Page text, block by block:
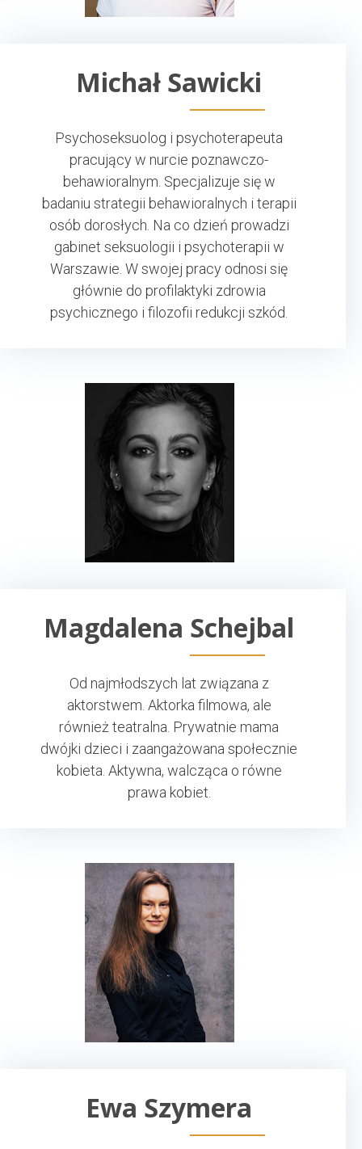
Michał Sawicki
Psychoseksuolog i psychoterapeuta
pracujący w nurcie poznawczo-
behawioralnym. Specjalizuje się w
badaniu strategii behawioralnych i terapii
osób dorosłych. Na co dzień prowadzi
gabinet seksuologii i psychoterapii w
Warszawie. W swojej pracy odnosi się
głównie do profilaktyki zdrowia
psychicznego i filozofii redukcji szkód.
Magdalena Schejbal
Od najmłodszych lat związana z
aktorstwem. Aktorka filmowa, ale
również teatralna. Prywatnie mama
dwójki dzieci i zaangażowana społecznie
kobieta. Aktywna, walcząca o równe
prawa kobiet.
Ewa Szymera